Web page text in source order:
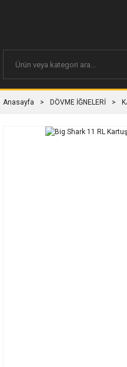
Anasayfa DÖVME İĞNELERİ